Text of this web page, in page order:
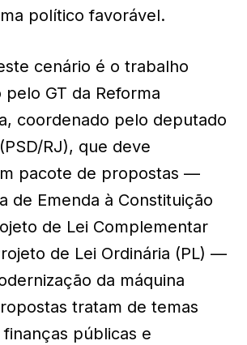
político favorável.
cenário é o trabalho
GT da Reforma
coordenado pelo deputado
RJ), que deve
pacote de propostas —
de Emenda à Constituição
de Lei Complementar
de Lei Ordinária (PL) —
da máquina
tratam de temas
públicas e